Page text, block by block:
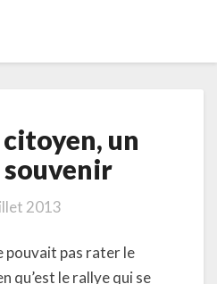
rallye
citoyen,
un
souvenir
un
2013
pouvait pas rater le
qu’est le rallye qui se